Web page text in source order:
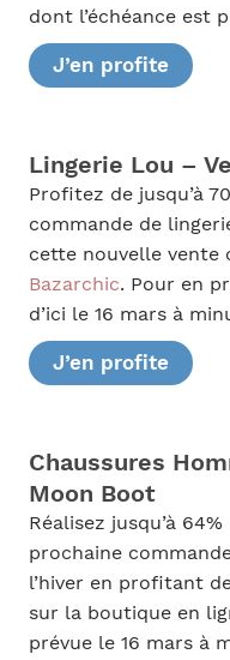
dont l’échéance est
J’en profite
Lingerie Lou –
Profitez de jusqu’à
commande de
cette nouvelle vente
Bazarchic. Pour en
d’ici le 16 mars à
J’en profite
Chaussures
Moon Boot
Réalisez jusqu’à
prochaine
l’hiver en profitant
sur la boutique en
prévue le 16 mars à